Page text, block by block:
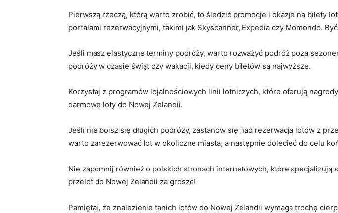
Pierwszą rzeczą, którą ‍warto zrobić,⁣ to śledzić ⁢promocje‍ i okazje na bilety
⁢portalami rezerwacyjnymi, takimi jak Skyscanner, Expedia czy Momondo.
Jeśli masz elastyczne terminy ⁢podróży, warto rozważyć⁤ podróż ‍poza
podróży w czasie świąt czy wakacji, kiedy ceny biletów są najwyższe.
Korzystaj z programów lojalnościowych linii lotniczych, które oferują
darmowe loty do Nowej Zelandii.
Jeśli​ nie boisz⁤ się długich podróży, zastanów⁤ się nad rezerwacją lotów z
warto zarezerwować lot w okoliczne miasta, a‍ następnie dolecieć ‌do⁤ celu
Nie zapomnij również​ o polskich stronach ⁣internetowych, które specjalizują
przelot do Nowej Zelandii za grosze!
Pamiętaj, że znalezienie tanich lotów do Nowej Zelandii wymaga trochę